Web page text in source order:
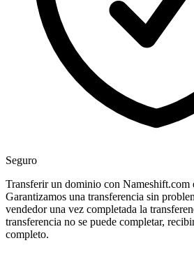
Seguro
Transferir un dominio con Nameshift.com
Garantizamos una transferencia sin
vendedor una vez completada la
transferencia no se puede completar,
completo.